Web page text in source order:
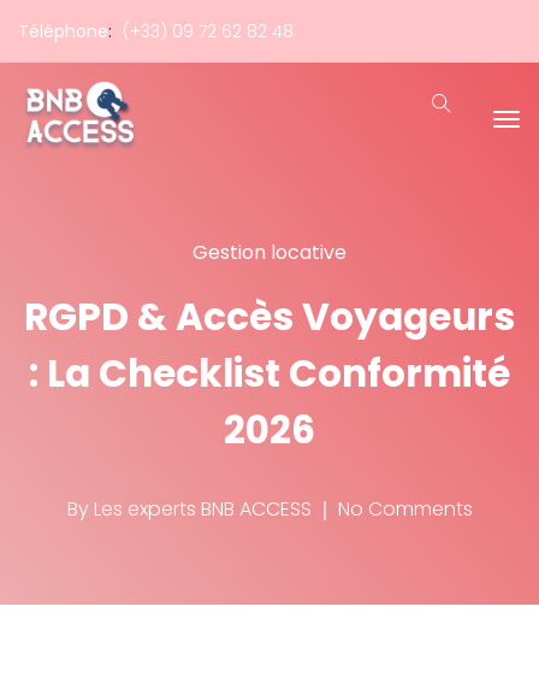
Téléphone: (+33) 09 72 62 82 48
Gestion locative
RGPD & Accès Voyageurs
: La Checklist Conformité
2026
By Les experts BNB ACCESS No Comments